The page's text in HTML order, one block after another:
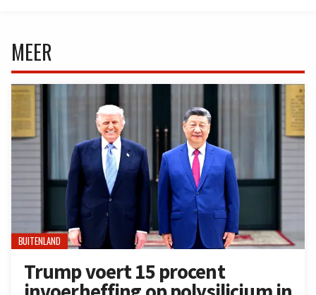
MEER
BUITENLAND
Trump voert 15 procent